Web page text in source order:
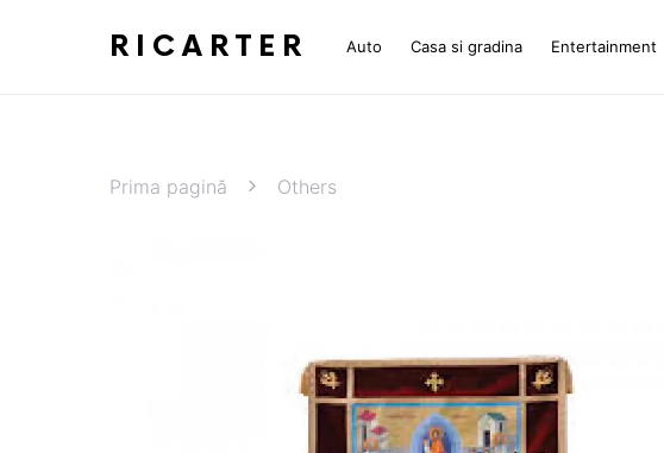
RICARTER Auto Casa si gradina Entertainment
Prima pagină Others